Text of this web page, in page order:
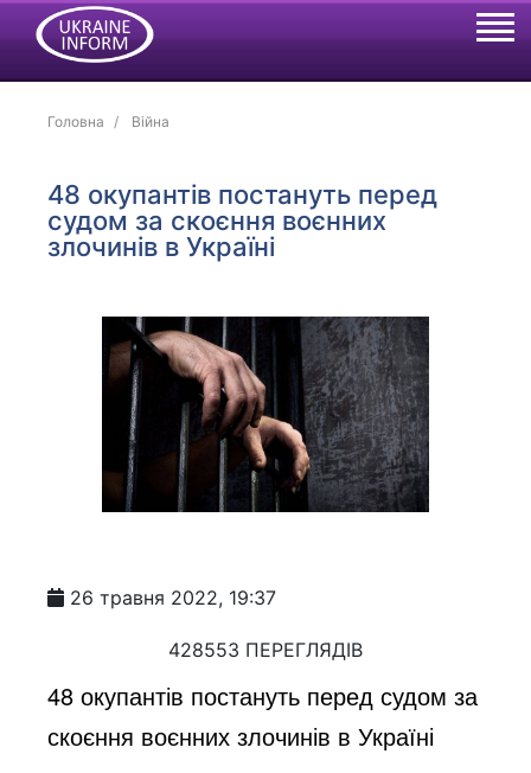
Головна Війна
48 окупантів постануть перед
судом за скоєння воєнних
злочинів в Україні
26 травня 2022, 19:37
428553 ПЕРЕГЛЯДІВ
48 окупантів постануть перед судом за
скоєння воєнних злочинів в Україні